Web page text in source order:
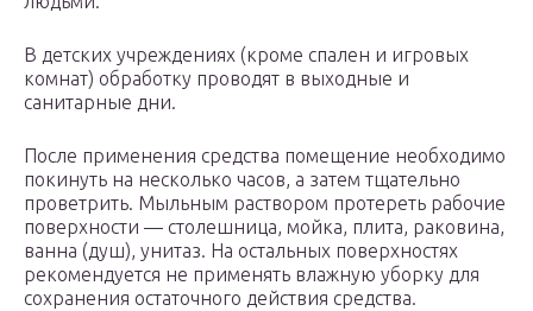
В детских учреждениях (кроме спален и игровых
комнат) обработку проводят в выходные и
санитарные дни.
После применения средства помещение необходимо
покинуть на несколько часов, а затем тщательно
проветрить. Мыльным раствором протереть рабочие
поверхности — столешница, мойка, плита, раковина,
ванна (душ), унитаз. На остальных поверхностях
рекомендуется не применять влажную уборку для
сохранения остаточного действия средства.